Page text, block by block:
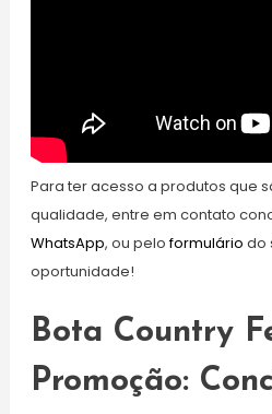
Para ter acesso a produtos que
qualidade, entre em contato
WhatsApp, ou peloformulário do
oportunidade!
Bota Country
Promoção: